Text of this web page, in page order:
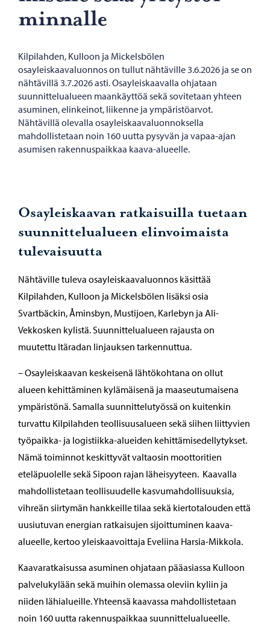
min­nal­le
Kilpilahden, Kulloon ja Mickelsbölen
osayleiskaavaluonnos on tullut nähtäville 3.6.2026 ja se on
nähtävillä 3.7.2026 asti. Osayleiskaavalla ohjataan
suunnittelualueen maankäyttöä sekä sovitetaan yhteen
asuminen, elinkeinot, liikenne ja ympäristöarvot.
Nähtävillä olevalla osayleiskaavaluonnoksella
mahdollistetaan noin 160 uutta pysyvän ja vapaa-ajan
asumisen rakennuspaikkaa kaava-alueelle.
Osayleiskaavan ratkaisuilla tuetaan
suunnittelualueen elinvoimaista
tulevaisuutta
Nähtäville tuleva osayleiskaavaluonnos käsittää
Kilpilahden, Kulloon ja Mickelsbölen lisäksi osia
Svartbäckin, Åminsbyn, Mustijoen, Karlebyn ja Ali-
Vekkosken kylistä. Suunnittelualueen rajausta on
muutettu Itäradan linjauksen tarkennuttua.
– Osayleiskaavan keskeisenä lähtökohtana on ollut
alueen kehittäminen kylämäisenä ja maaseutumaisena
ympäristönä. Samalla suunnittelutyössä on kuitenkin
turvattu Kilpilahden teollisuusalueen sekä siihen liittyvien
työpaikka- ja logistiikka-alueiden kehittämisedellytykset.
Nämä toiminnot keskittyvät valtaosin moottoritien
eteläpuolelle sekä Sipoon rajan läheisyyteen. Kaavalla
mahdollistetaan teollisuudelle kasvumahdollisuuksia,
vihreän siirtymän hankkeille tilaa sekä kiertotalouden että
uusiutuvan energian ratkaisujen sijoittuminen kaava-
alueelle, kertoo yleiskaavoittaja Eveliina Harsia-Mikkola.
Kaavaratkaisussa asuminen ohjataan pääasiassa Kulloon
palvelukylään sekä muihin olemassa oleviin kyliin ja
niiden lähialueille. Yhteensä kaavassa mahdollistetaan
noin 160 uutta rakennuspaikkaa suunnittelualueelle.